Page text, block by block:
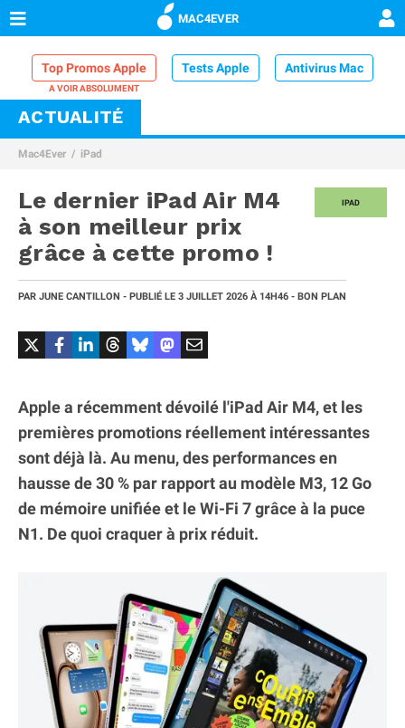
MAC4EVER
Top Promos Apple Tests Apple Antivirus Mac
VPN Mac
Comparatif iPhone
ACTUALITÉ
Mac4Ever iPad
IPAD
Le dernier iPad Air M4
à son meilleur prix
grâce à cette promo !
PAR JUNE CANTILLON - PUBLIÉ LE 3 JUILLET 2026 À 14H46 - BON PLAN
Apple a récemment dévoilé l'iPad Air M4, et les
premières promotions réellement intéressantes
sont déjà là. Au menu, des performances en
hausse de 30 % par rapport au modèle M3, 12 Go
de mémoire unifiée et le Wi-Fi 7 grâce à la puce
N1. De quoi craquer à prix réduit.